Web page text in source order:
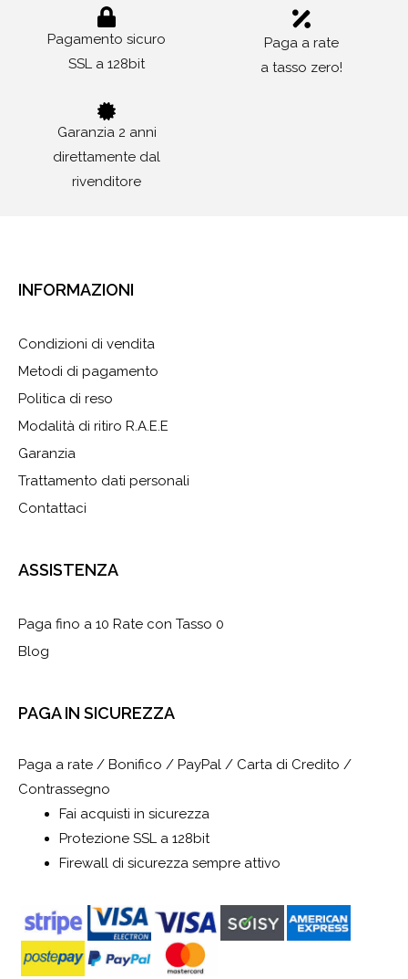
Pagamento sicuro
SSL a 128bit
Paga a rate
a tasso zero!
Garanzia 2 anni
direttamente dal
rivenditore
INFORMAZIONI
Condizioni di vendita
Metodi di pagamento
Politica di reso
Modalità di ritiro R.A.E.E
Garanzia
Trattamento dati personali
Contattaci
ASSISTENZA
Paga fino a 10 Rate con Tasso 0
Blog
PAGA IN SICUREZZA
Paga a rate / Bonifico / PayPal / Carta di Credito /
Contrassegno
Fai acquisti in sicurezza
Protezione SSL a 128bit
Firewall di sicurezza sempre attivo